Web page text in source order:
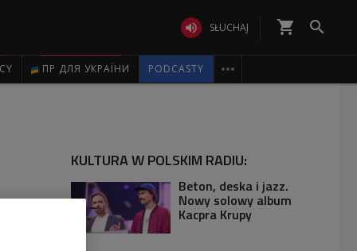
 SŁUCHAJ shopping_cart 
ПР ДЛЯ УКРАЇНИ PODCASTY 
KULTURA W POLSKIM RADIU:
Beton, deska i jazz.
Nowy solowy album
Kacpra Krupy